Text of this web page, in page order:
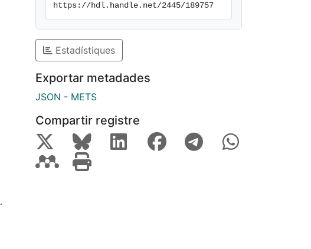
https://hdl.handle.net/2445/189757
Estadístiques
Exportar metadades
JSON - METS
Compartir registre